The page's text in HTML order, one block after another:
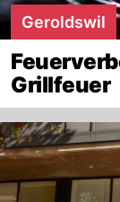
Geroldswil
Grillfeuer